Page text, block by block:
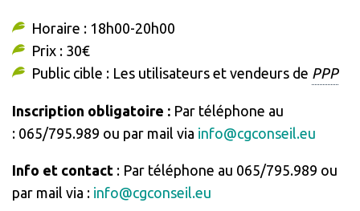
Horaire : 18h00-20h00
Prix : 30€
Public cible : Les utilisateurs et vendeurs de PPP
Inscription obligatoire : Par téléphone au
: 065/795.989 ou par mail via info@cgconseil.eu
Info et contact : Par téléphone au 065/795.989 ou
par mail via : info@cgconseil.eu